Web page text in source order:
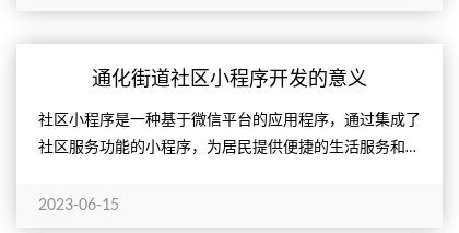
通化街道社区小程序开发的意义
社区小程序是一种基于微信平台的应用程序，通过集成了
社区服务功能的小程序，为居民提供便捷的生活服务和社
2023-06-15